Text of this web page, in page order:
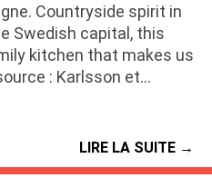
Countryside spirit in
Swedish capital, this
kitchen that makes us
: Karlsson et…
LIRE LA SUITE →